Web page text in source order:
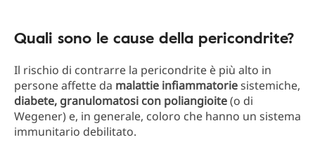
Quali sono le cause della pericondrite?
Il rischio di contrarre la pericondrite è più alto in
persone affette da malattie infiammatoriesistemiche,
diabete, granulomatosi con poliangioite(o di
Wegener) e, in generale, coloro che hanno un sistema
immunitario debilitato.